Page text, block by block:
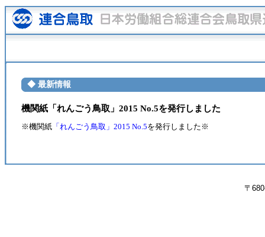
◆ 最新情報
機関紙「れんごう鳥取」2015 No.5を発行しました
※機関紙 「れんごう鳥取」2015 No.5を発行しました※
〒